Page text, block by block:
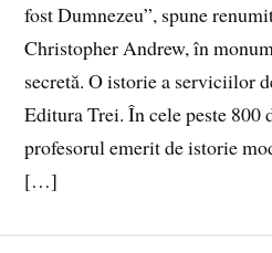
fost Dumnezeu”, spune
Christopher Andrew, în
secretă. O istorie a serviciilor
Editura Trei. În cele peste
profesorul emerit de istorie
[…]